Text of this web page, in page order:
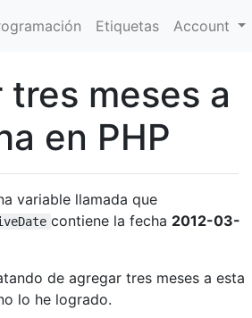
Etiquetas Account
meses a
en PHP
variable llamada que
contiene la fecha 2012-03-
de agregar tres meses a esta
lo he logrado.